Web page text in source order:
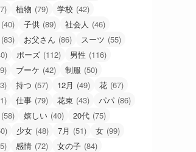
植物 (79) 学校 (42)
(40) 子供 (89) 社会人 (46)
(83) お父さん (86) スーツ (55)
ポーズ (112) 男性 (116)
ブーケ (42) 制服 (50)
持つ (57) 12月 (49) 花 (67)
仕事 (79) 花束 (43) パパ (86)
(58) 嬉しい (40) 20代 (75)
少女 (48) 7月 (51) 女 (99)
感情 (72) 女の子 (84)